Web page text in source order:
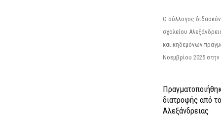
Ο σύλλογος
σχολείου
και κηδεμόνων
Νοεμβρίου 2025
διατροφής από
Αλεξάνδρειας